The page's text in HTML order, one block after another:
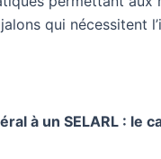
qui nécessitent
à un SELARL : le